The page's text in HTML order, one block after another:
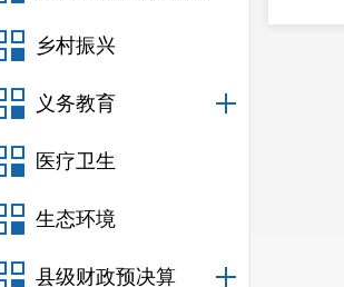
乡村振兴
义务教育
医疗卫生
生态环境
县级财政预决算